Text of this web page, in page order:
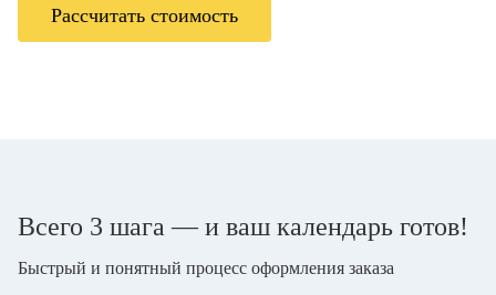
Рассчитать стоимость
Всего 3 шага — и ваш календарь готов!
Быстрый и понятный процесс оформления заказа